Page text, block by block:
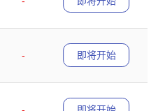
-
即将开始